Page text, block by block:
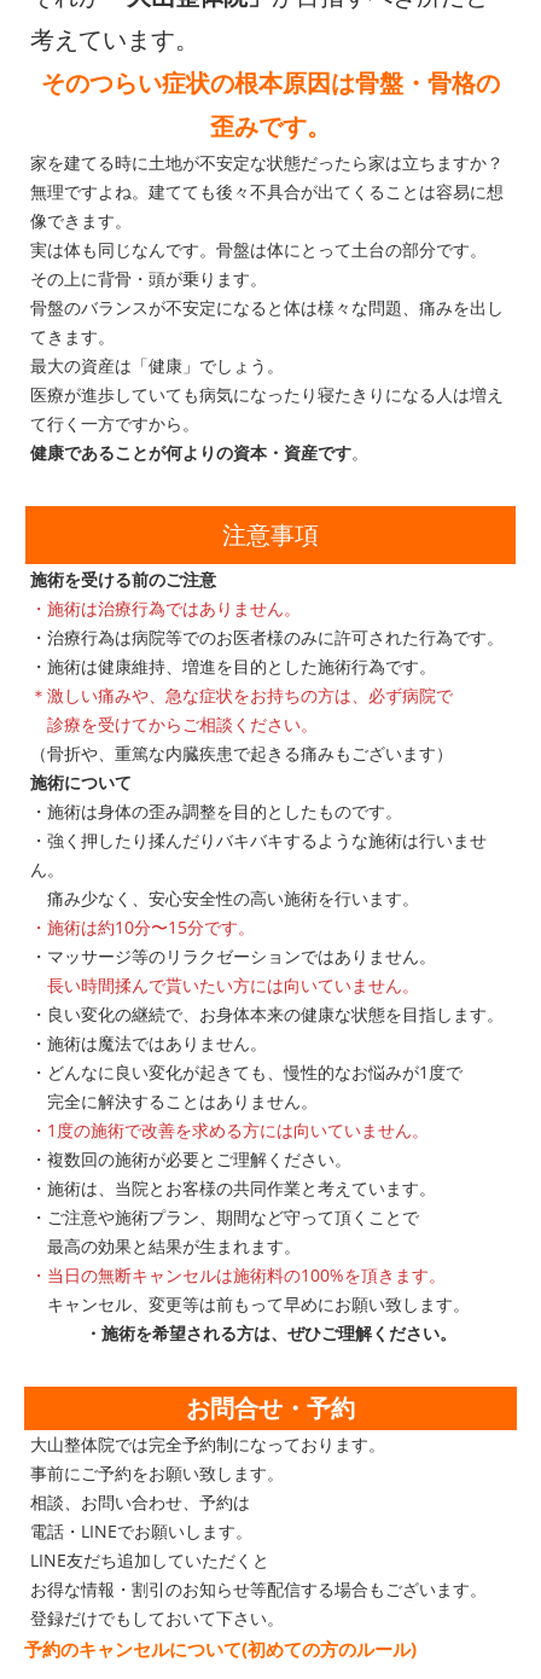
考えています。
そのつらい症状の根本原因は骨盤・骨格の
歪みです。
家を建てる時に土地が不安定な状態だったら家は立ちますか？
無理ですよね。建てても後々不具合が出てくることは容易に想
像できます。
実は体も同じなんです。骨盤は体にとって土台の部分です。
その上に背骨・頭が乗ります。
骨盤のバランスが不安定になると体は様々な問題、痛みを出し
てきます。
最大の資産は「健康」でしょう。
医療が進歩していても病気になったり寝たきりになる人は増え
て行く一方ですから。
健康であることが何よりの資本・資産です。
注意事項
施術を受ける前のご注意
・施術は治療行為ではありません。
・治療行為は病院等でのお医者様のみに許可された行為です。
・施術は健康維持、増進を目的とした施術行為です。
＊激しい痛みや、急な症状をお持ちの方は、必ず病院で
診療を受けてからご相談ください。
（骨折や、重篤な内臓疾患で起きる痛みもございます）
施術について
・施術は身体の歪み調整を目的としたものです。
・強く押したり揉んだりバキバキするような施術は行いませ
ん。
痛み少なく、安心安全性の高い施術を行います。
・施術は約10分〜15分です。
・マッサージ等のリラクゼーションではありません。
長い時間揉んで貰いたい方には向いていません。
・良い変化の継続で、お身体本来の健康な状態を目指します。
・施術は魔法ではありません。
・どんなに良い変化が起きても、慢性的なお悩みが1度で
完全に解決することはありません。
・1度の施術で改善を求める方には向いていません。
・複数回の施術が必要とご理解ください。
・施術は、当院とお客様の共同作業と考えています。
・ご注意や施術プラン、期間など守って頂くことで
最高の効果と結果が生まれます。
・当日の無断キャンセルは施術料の100%を頂きます。
キャンセル、変更等は前もって早めにお願い致します。
・施術を希望される方は、ぜひご理解ください。
お問合せ・予約
大山整体院では完全予約制になっております。
事前にご予約をお願い致します。
相談、お問い合わせ、予約は
電話・LINEでお願いします。
LINE友だち追加していただくと
お得な情報・割引のお知らせ等配信する場合もございます。
登録だけでもしておいて下さい。
予約のキャンセルについて(初めての方のルール)